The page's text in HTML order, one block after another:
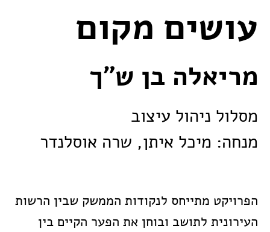
עושים מקום
מריאלה בן ש״ך
מסלול ניהול עיצוב
מנחה: מיכל איתן, שרה אוסלנדר
הפרויקט מתייחס לנקודות הממשק שבין הרשות
העירונית לתושב ובוחן את הפער הקיים בין